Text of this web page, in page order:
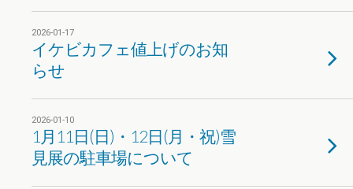
2026-01-17
イケビカフェ値上げのお知
らせ
2026-01-10
1月11日(日)・12日(月・祝)雪
見展の駐車場について